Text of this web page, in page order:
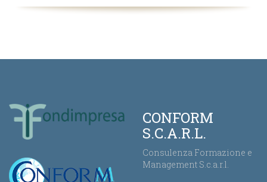
CONFORM
S.C.A.R.L.
Consulenza Formazione e
Management S.c.a.r.l.